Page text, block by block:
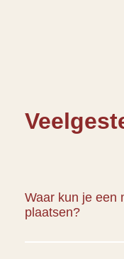
Waar kun je een
plaatsen?